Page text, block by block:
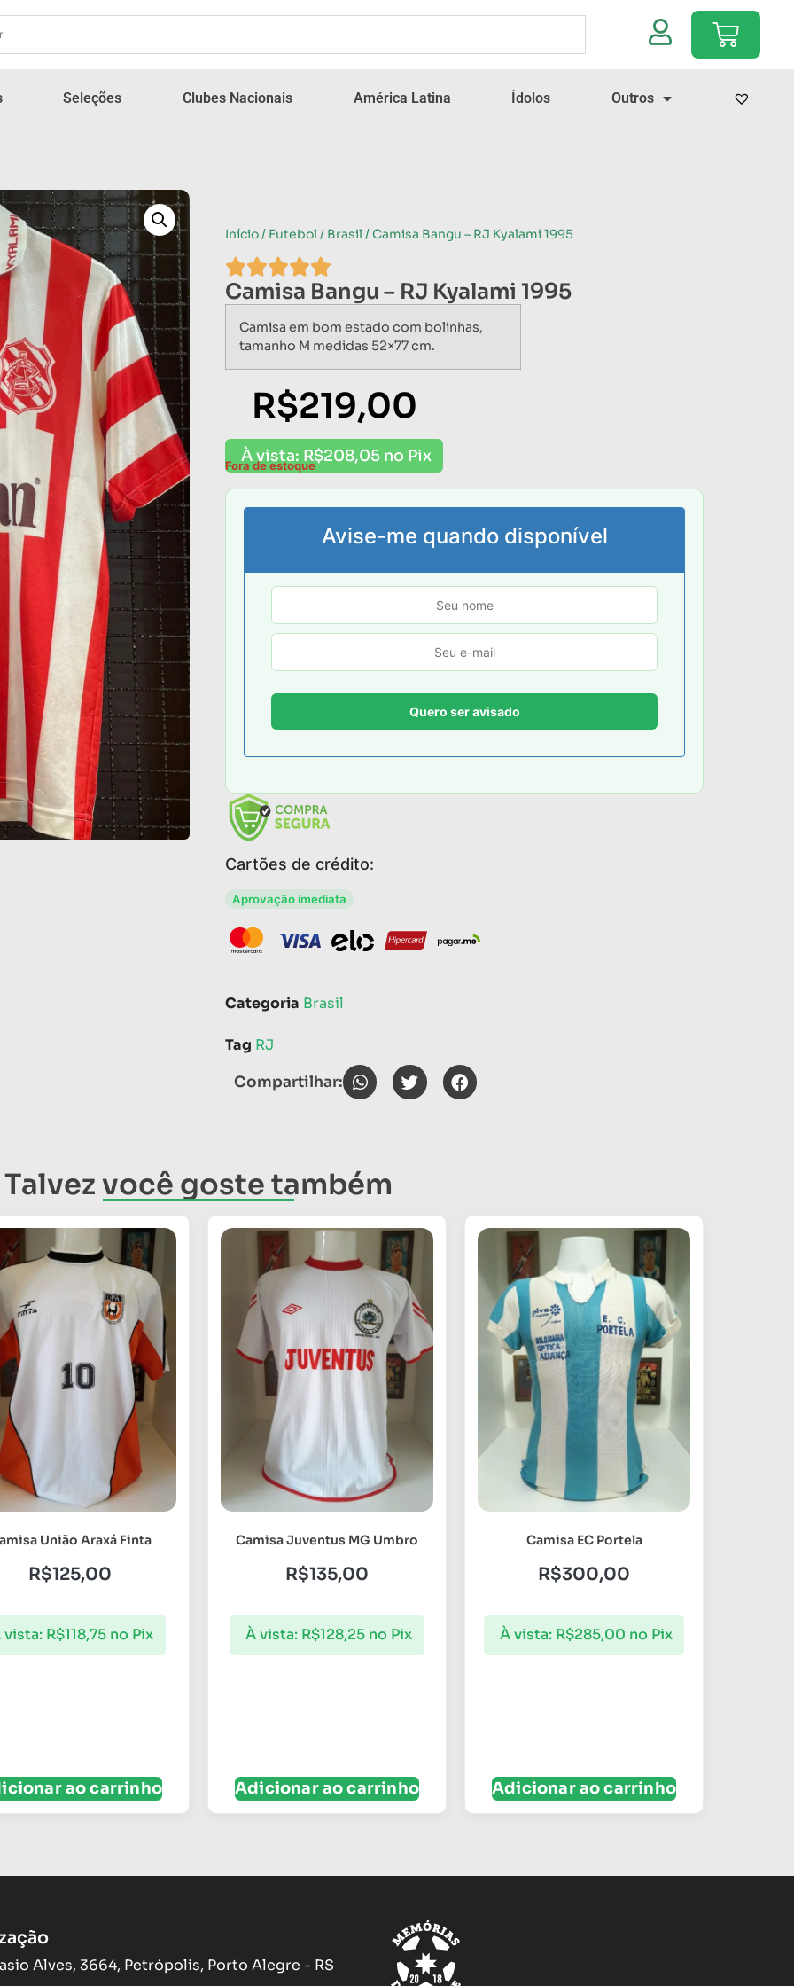
Seleções Clubes Nacionais América Latina Ídolos Outros
Início/ Futebol / Brasil / Camisa Bangu – RJ Kyalami 1995
Camisa Bangu – RJ Kyalami 1995
Camisa em bom estado com bolinhas,
tamanho M medidas 52×77 cm.
R$219,00
À vista: R$208,05 no Pix
Fora de estoque
Avise-me quando disponível
Cartões de crédito:
Aprovação imediata
Categoria Brasil
Tag RJ
Compartilhar:
Talvez você goste também
União Araxá Finta
R$125,00
vista: R$118,75 no Pix
ao carrinho
Camisa Juventus MG Umbro
R$135,00
À vista: R$128,25 no Pix
Adicionar ao carrinho
Camisa EC Portela
R$300,00
À vista: R$285,00 no Pix
Adicionar ao carrinho
Alves, 3664, Petrópolis, Porto Alegre - RS